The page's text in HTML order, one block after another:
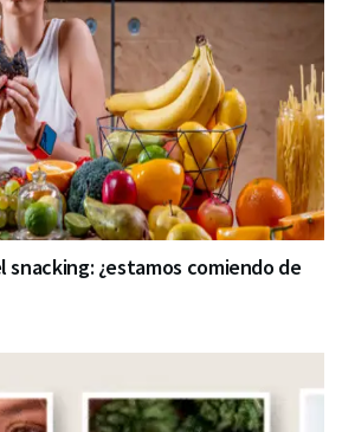
snacking: ¿estamos comiendo de